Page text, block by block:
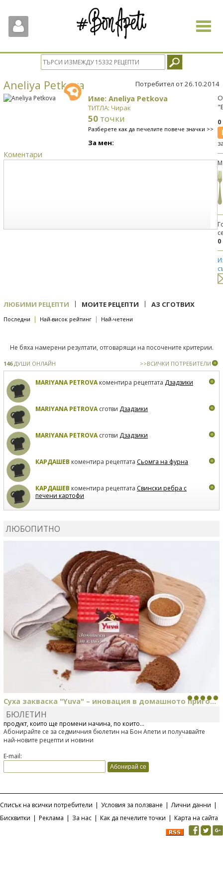
Toggle
Aneliya Petkova Потребител от 26.10.2014
Име: Aneliya Petkova
ТИТЛА: Чирак
50 точки
Разберете как да печелите повече значки >>
За мен:
Коментари
0
ЛЮБИМИ РЕЦЕПТИ | МОИТЕ РЕЦЕПТИ | АЗ СГОТВИХ
Последни | Най-висок рейтинг | Най-четени
Не бяха намерени резултати, отговарящи на посочените критерии.
146ДУШИ ОНЛАЙН >>ВСИЧКИ ПОТРЕБИТЕЛИ
MARIYANA PETROVAкоментира рецептата Дзадзики
MARIYANA PETROVAсготви Дзадзики
MARIYANA PETROVAсготви Дзадзики
КАРДАШЕВ коментира рецептата Сьомга на фурна
КАРДАШЕВ коментира рецептата Свински ребра с
печени картофи
ЛЮБОПИТНО
Суха закваска "Yuva" – иновация в домашното приго...
Отскоро Лесафр България стартира предлагането на изцяло нов
продукт, който ще промени начина, по който...
БЮЛЕТИН
Абонирайте се за седмичния бюлетин на Бон Апети и получавайте
най-новите рецепти и новини
E-mail:
Списък на всички потребители | Условия за ползване | Лични данни |
Бисквитки | Реклама | За нас | Как да печелите точки | Карта на сайта